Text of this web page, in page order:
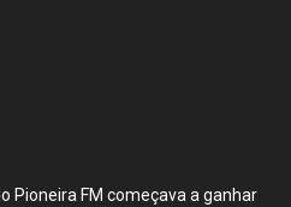
Pioneira FM começava a ganhar